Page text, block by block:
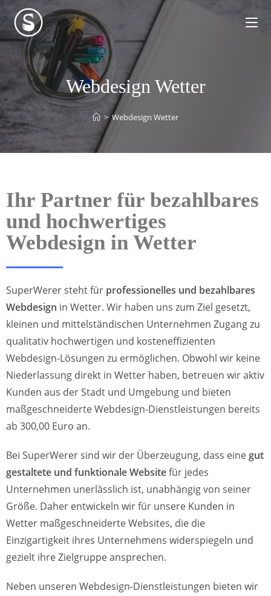
Webdesign Wetter
> Webdesign Wetter
Ihr Partner für bezahlbares
und hochwertiges
Webdesign in Wetter
SuperWerer steht für professionelles und bezahlbares
Webdesign in Wetter. Wir haben uns zum Ziel gesetzt,
kleinen und mittelständischen Unternehmen Zugang zu
qualitativ hochwertigen und kosteneffizienten
Webdesign-Lösungen zu ermöglichen. Obwohl wir keine
Niederlassung direkt in Wetter haben, betreuen wir aktiv
Kunden aus der Stadt und Umgebung und bieten
maßgeschneiderte Webdesign-Dienstleistungen bereits
ab 300,00 Euro an.
Bei SuperWerer sind wir der Überzeugung, dass eine gut
gestaltete und funktionale Websitefür jedes
Unternehmen unerlässlich ist, unabhängig von seiner
Größe. Daher entwickeln wir für unsere Kunden in
Wetter maßgeschneiderte Websites, die die
Einzigartigkeit ihres Unternehmens widerspiegeln und
gezielt ihre Zielgruppe ansprechen.
Neben unseren Webdesign-Dienstleistungen bieten wir